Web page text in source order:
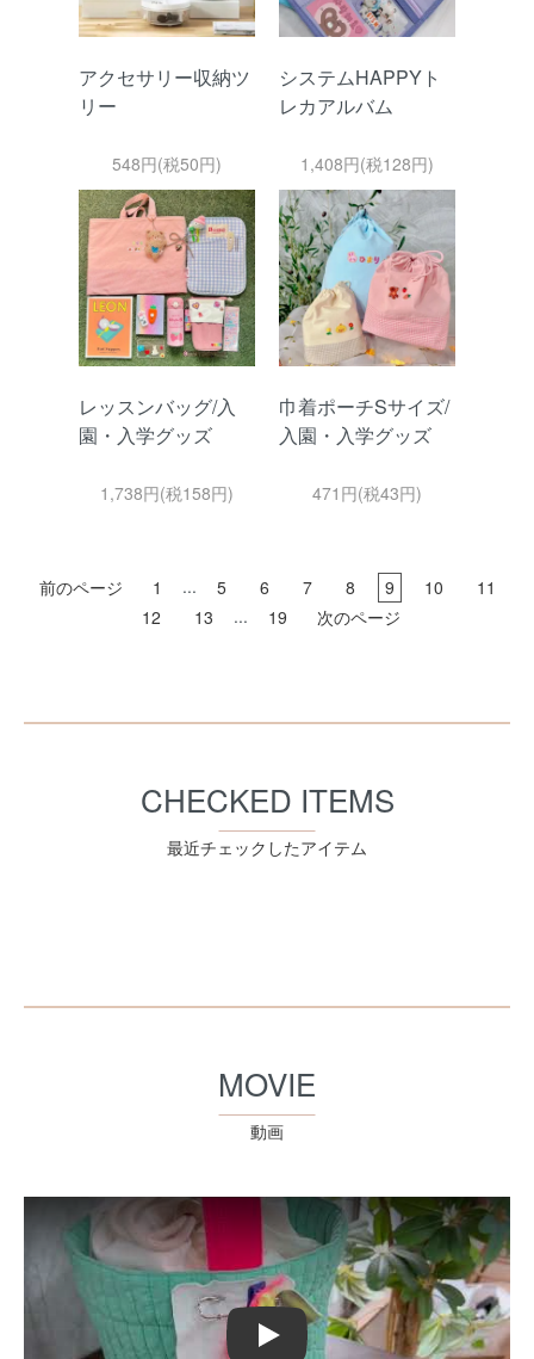
アクセサリー収納ツ
リー
548円(税50円)
システムHAPPYト
レカアルバム
1,408円(税128円)
レッスンバッグ/入
園・入学グッズ
1,738円(税158円)
巾着ポーチSサイズ/
入園・入学グッズ
471円(税43円)
前のページ 1 ... 5 6 7 8 9 10
11
12
13 ... 19 次のページ
CHECKED ITEMS
最近チェックしたアイテム
MOVIE
動画
Play